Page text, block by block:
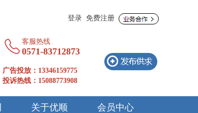
登录 免费注册
客服热线
0571-83712873
广告投放：13346159775
投诉热线：15088773908
关于优顺 会员中心